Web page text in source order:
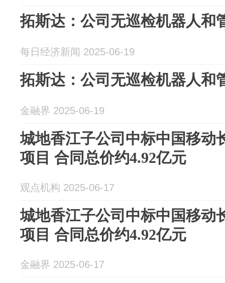
拓斯达：公司无巡检机器人和
每日经济新闻 2025-06-19
拓斯达：公司无巡检机器人和
金融界 2025-06-19
城地香江子公司中标中国移动
项目 合同总价约4.92亿元
观点机构 2025-06-17
城地香江子公司中标中国移动
项目 合同总价约4.92亿元
金融界 2025-06-17